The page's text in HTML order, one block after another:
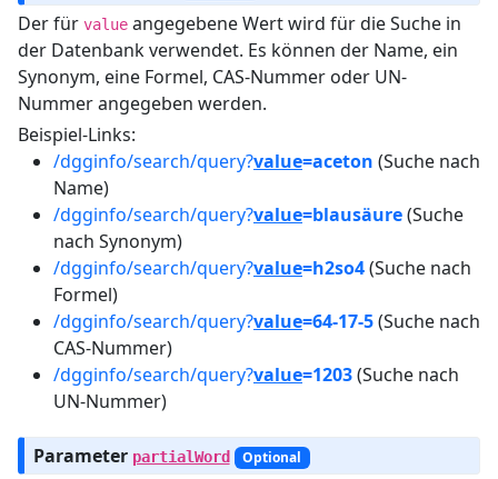
Der für value angegebene Wert wird für die Suche in
der Datenbank verwendet. Es können der Name, ein
Synonym, eine Formel, CAS-Nummer oder UN-
Nummer angegeben werden.
Beispiel-Links:
/dgginfo/search/query?value=aceton (Suche nach
Name)
/dgginfo/search/query?value=blausäure(Suche
nach Synonym)
/dgginfo/search/query?value=h2so4(Suche nach
Formel)
/dgginfo/search/query?value=64-17-5(Suche nach
CAS-Nummer)
/dgginfo/search/query?value=1203(Suche nach
UN-Nummer)
Parameter partialWord Optional